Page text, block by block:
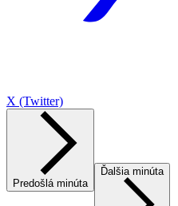
X (Twitter)
Predošlá minúta
Ďalšia minúta